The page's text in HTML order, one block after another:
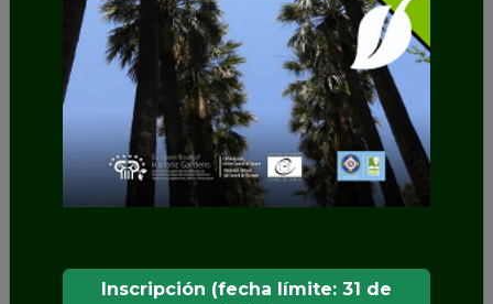
Los International Tea Awards reconocen los
mejores tés y jardines de té del mundo que
representan un compromiso con la sostenibilidad
y las iniciativas de empoderamiento comunitario,
la protección del medio ambiente, la innovación,
la creatividad y la educación en el mundo del té.
SHARE
Inscripción (fecha límite: 31 de